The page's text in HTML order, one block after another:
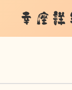
幸座詳